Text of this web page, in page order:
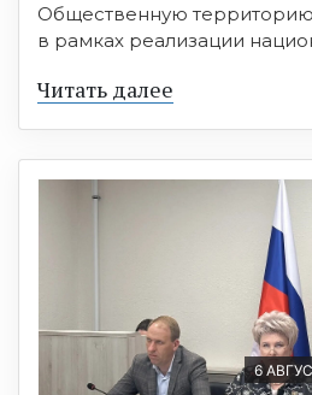
Общественную
в рамках реализации
Читать далее
6